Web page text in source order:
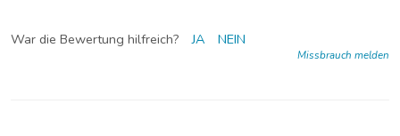
War die Bewertung hilfreich? JA NEIN
Missbrauch melden